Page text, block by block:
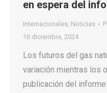
en espera del
Internacionales, Noticias
16 diciembre, 2024
Los futuros del gas
variación mientras los
publicación del